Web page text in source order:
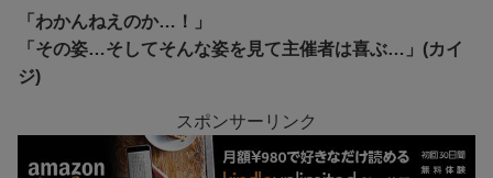
「わかんねえのか…！」
「その姿…そしてそんな姿を見て主催者は喜ぶ…」(カイ
ジ)
スポンサーリンク